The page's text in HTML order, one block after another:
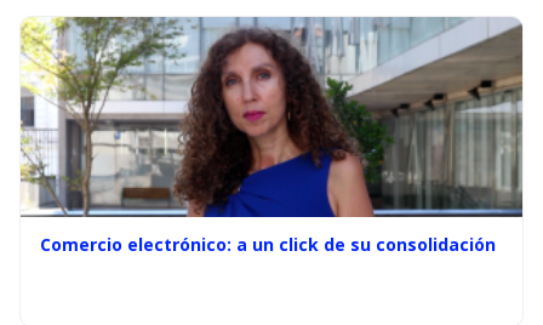
Comercio electrónico: a un click de su consolidación